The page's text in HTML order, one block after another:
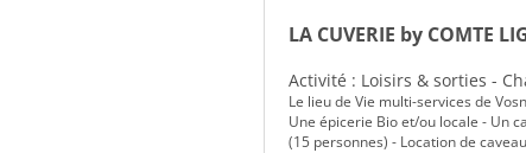
LA CUVERIE by COMTE
Activité : Loisirs & sorties -
Le lieu de Vie multi-services de
Une épicerie Bio et/ou locale - Un
(15 personnes) - Location de